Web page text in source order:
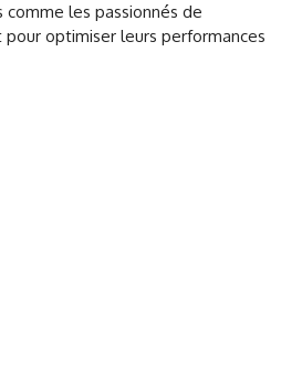
les passionnés de
pour optimiser leurs performances